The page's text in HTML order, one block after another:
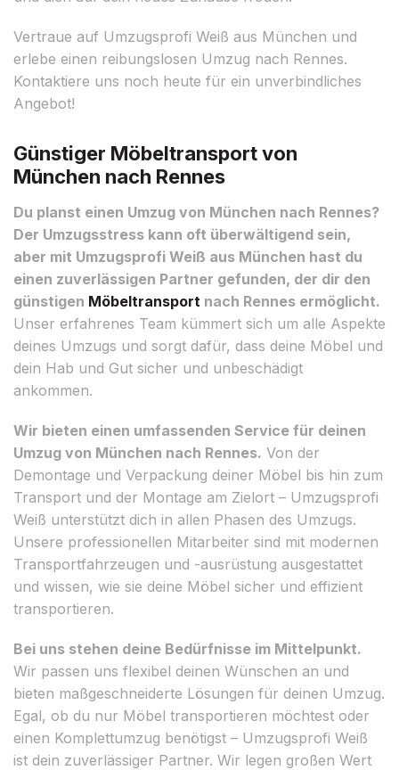
Vertraue auf Umzugsprofi Weiß aus München und
erlebe einen reibungslosen Umzug nach Rennes.
Kontaktiere uns noch heute für ein unverbindliches
Angebot!
Günstiger Möbeltransport von
München nach Rennes
Du planst einen Umzug von München nach Rennes?
Der Umzugsstress kann oft überwältigend sein,
aber mit Umzugsprofi Weiß aus München hast du
einen zuverlässigen Partner gefunden, der dir den
günstigen Möbeltransport nach Rennes ermöglicht.
Unser erfahrenes Team kümmert sich um alle Aspekte
deines Umzugs und sorgt dafür, dass deine Möbel und
dein Hab und Gut sicher und unbeschädigt
ankommen.
Wir bieten einen umfassenden Service für deinen
Umzug von München nach Rennes. Von der
Demontage und Verpackung deiner Möbel bis hin zum
Transport und der Montage am Zielort – Umzugsprofi
Weiß unterstützt dich in allen Phasen des Umzugs.
Unsere professionellen Mitarbeiter sind mit modernen
Transportfahrzeugen und -ausrüstung ausgestattet
und wissen, wie sie deine Möbel sicher und effizient
transportieren.
Bei uns stehen deine Bedürfnisse im Mittelpunkt.
Wir passen uns flexibel deinen Wünschen an und
bieten maßgeschneiderte Lösungen für deinen Umzug.
Egal, ob du nur Möbel transportieren möchtest oder
einen Komplettumzug benötigst – Umzugsprofi Weiß
ist dein zuverlässiger Partner. Wir legen großen Wert